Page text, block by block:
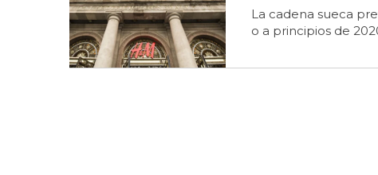
La cadena sueca
o a principios de